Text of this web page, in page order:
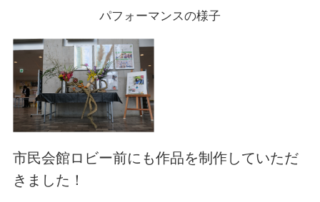
パフォーマンスの様子
市民会館ロビー前にも作品を制作していただ
きました！